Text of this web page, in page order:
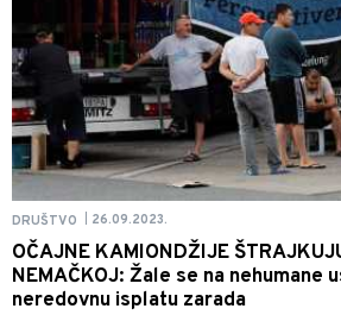
DRUŠTVO 26.09.2023.
OČAJNE KAMIONDŽIJE
NEMAČKOJ: Žale se na nehumane
neredovnu isplatu zarada